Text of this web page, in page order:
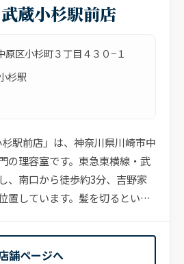
蔵小杉駅前店
区小杉町３丁目４３０−１
杉駅
杉駅前店」は、神奈川県川崎市中
の理容室です。東急東横線・武
、南口から徒歩約3分、吉野家
置しています。髪を切るという
舗ページへ